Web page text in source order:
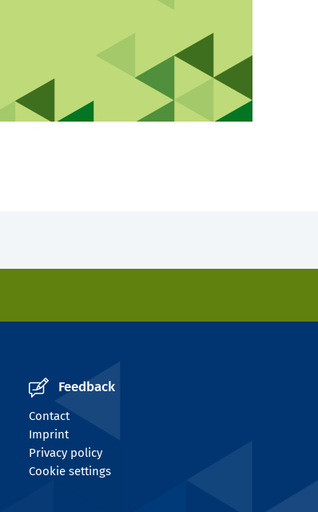
Feedback
Contact
Imprint
Privacy policy
Cookie settings